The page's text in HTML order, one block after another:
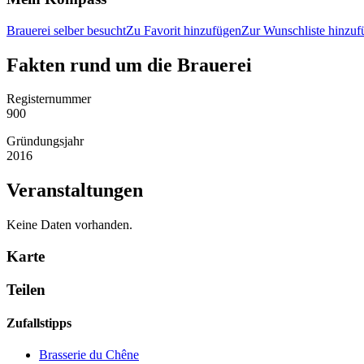
Brauerei selber besuchtZu Favorit hinzufügenZur Wunschliste
Fakten rund um die Brauerei
Registernummer
900
Gründungsjahr
2016
Veranstaltungen
Keine Daten vorhanden.
Karte
Teilen
Zufallstipps
Brasserie du Chêne